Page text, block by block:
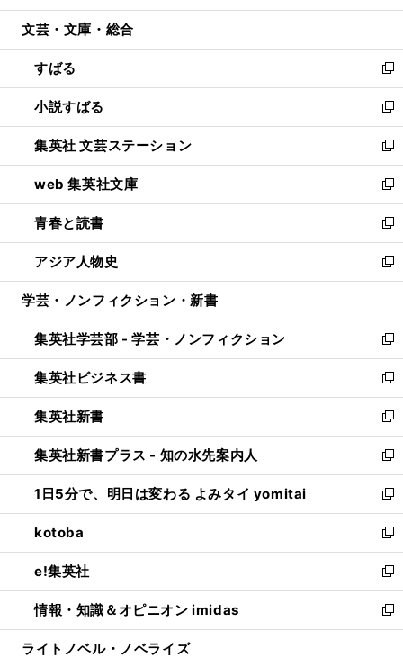
開
ウ
開
く
ン
ウ
で
開
く
ウ
ン
ド
ウ
で
開
く
文芸・文庫・総合
すばる
新
し
い
ウ
ィ
ン
ド
ウ
で
開
く
小説すばる
新
し
い
ウ
ィ
ン
ド
ウ
で
開
集英社 文芸ステーション
新
し
い
ウ
ィ
ン
ド
ウ
開
く
web 集英社文庫
新
し
い
ウ
ィ
ン
ウ
で
開
く
青春と読書
新
し
い
ウ
ン
ド
ウ
で
開
く
アジア人物史
新
し
ウ
ィ
ン
ド
ウ
で
開
く
学芸・ノンフィクション・新書
集英社学芸部 - 学芸・ノンフィクション
新
し
い
ウ
ィ
ン
ド
ウ
で
開
く
集英社ビジネス書
新
し
い
ウ
ィ
ン
ド
ウ
で
開
く
集英社新書
新
し
い
ウ
ィ
ン
ド
ウ
で
開
く
集英社新書プラス - 知の水先案内人
新
し
い
ウ
ィ
ン
ド
ウ
で
開
1日5分で、明日は変わる よみタイ yomitai
新
し
い
ウ
ィ
ン
ド
ウ
kotoba
新
し
い
ウ
ィ
ン
e!集英社
新
し
い
ウ
情報・知識＆オピニオン imidas
新
し
ライトノベル・ノベライズ